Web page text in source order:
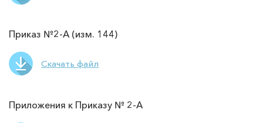
Приказ №2-А (изм. 144)
Скачать файл
Приложения к Приказу № 2-А